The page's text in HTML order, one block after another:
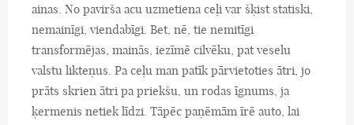
ainas. No pavirša acu uzmetiena ceļi var šķist statiski,
nemainīgi, viendabīgi. Bet, nē, tie nemitīgi
transformējas, mainās, iezīmē cilvēku, pat veselu
valstu likteņus. Pa ceļu man patīk pārvietoties ātri, jo
prāts skrien ātri pa priekšu, un rodas īgnums, ja
ķermenis netiek līdzi. Tāpēc paņēmām īrē auto, lai